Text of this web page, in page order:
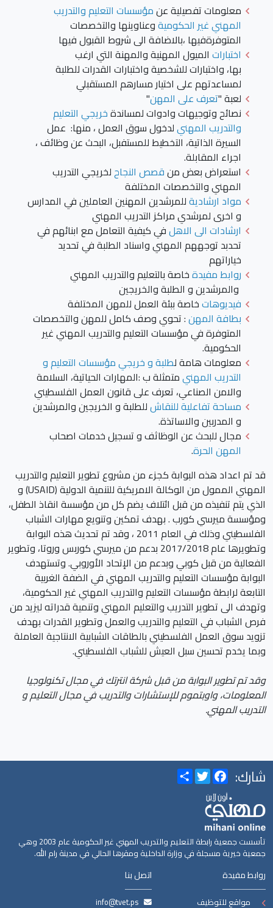
معلومات تفصيلية عنمؤسسات التعليم والتدريب
المهني غير الحكوميةوعناوينها والتخصصات
المتوفرةفيها ،بالاضافة الى شروط القبول فيها
اختبارات الميول المهنية والمهنة التي ارغب
بها، واختبارات للشخصية واختبارات القدرات للطلبة
لمساعدتهم على اختيار مسارهم المستقبلي
لعبة "تعرف على المهن"
نصائح وتوجيهات وادوات لمساندةخريجي التعليم
والتدريب المهنيلدخول سوق العمل ، منها: عمل
السيرة الذاتية، التخطيط للمستفبل، البحث عن وظائف ،
اجراء المقابلة.
استعراض بعض منقصص النجاحلخريجي التدريب
المهني والتخصصات المختلفة
مواد ارشاديةللمرشدين المهنين العاملين في المدارس
و اخرى لمرشدي مراكز التدريب المهني
ارشادات الى الاهلفي كيفية التعامل مع ابنائهم في
تحدبد توجههم المهني واسناد الطلبة في تحديد
خياراتهم
روابط مفيدةخاصة بالتعليم والتدريب المهني
والمرشدين و الطلبة والخريجين
فيديوهاتخاصة ببئة العمل للمهن المختلفة
بطافة المهن: تحوي وصف كامل للمهن والتخصصات
المتوفرة في مؤسسات التعليم والتدريب المهني غير
الحكومية.
معلومات هامة لطلبة و خريجي مؤسسات التعليم و
التدريب المهنيمتمثلة ب :المهارات الحياتية، السلامة
والامن الصناعي، تعرف على قانون العمل الفلسطيني
مساحة تفاعلية للنقاشللطلبة و الخريجين والمرشدين
و المدربين والاساتذة.
مجال للبحث عن الوظاثف و تسجيل خدمات اصحاب
المهن الحرة.
قد تم اعداد هذه البوابة كجزء من مشروع تطوير التعليم والتدريب
المهني الممول من الوكالة الامريكية للتنمية الدولية (USAID) و
الذي يتم تنفيذه من قبل ائتلاف يضم كل من مؤسسة انقاذ الطفل،
ومؤسسة ميرسي كورب . بهدف تمكين وتنويع مهارات الشباب
الفلسطيني وذلك في العام 2011 ، وقد تم تحديث هذه البوابة
وتطويرها عام 2017/2018 بدعم من ميرسي كوربس وروتا، وتطوير
الفعالية من قبل كوبي وبدعم من الإتحاد الأوروبي. وتستهدف
البوابة مؤسسات التعليم والتدريب المهني في الضفة الغربية
التابعة لرابطة مؤسسات التعليم والتدريب المهني غير الحكومية،
وتهدف الى تطوير التدريب والتعليم المهني وتنمية قدراته ليزيد من
فرص الشباب في التعليم والتدريب والعمل وتطوير القدرات بهدف
تزويد سوق العمل الفلسطيني بالطاقات الشبابية الانتاجية العاملة
وبما يخدم تحسين سبل العيش للشباب الفلسطيني.
وقد تم تطوير البوابة من قبل شركة انترتك في مجال تكنولوجيا
المعلومات، واوبتموم للإستشارات والتدريب في مجال التعليم و
التدريب المهني.
شارك: ShareTwitterFacebook
تأسست جمعية رابطة التعليم والتدريب المهني غير الحكومية عام 2003 وهي
جمعية خيرية مسجلة في وزارة الداخلية ومقرها الحالي في مدينة رام الله.
روابط مفيدة
مواقع للتوظيف
اتصل بنا
info@tvet.ps